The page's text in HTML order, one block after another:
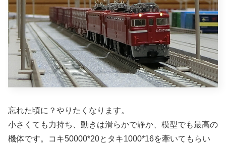
忘れた頃に？やりたくなります。
小さくても力持ち、動きは滑らかで静か、模型でも最高の
機体です。コキ50000*20とタキ1000*16を牽いてもらい